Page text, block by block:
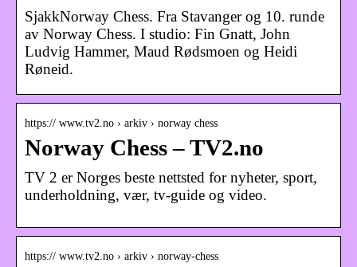
SjakkNorway Chess. Fra Stavanger og 10. runde
av Norway Chess. I studio: Fin Gnatt, John
Ludvig Hammer, Maud Rødsmoen og Heidi
Røneid.
https:// www.tv2.no › arkiv › norway chess
Norway Chess – TV2.no
TV 2 er Norges beste nettsted for nyheter, sport,
underholdning, vær, tv-guide og video.
https:// www.tv2.no › arkiv › norway-chess